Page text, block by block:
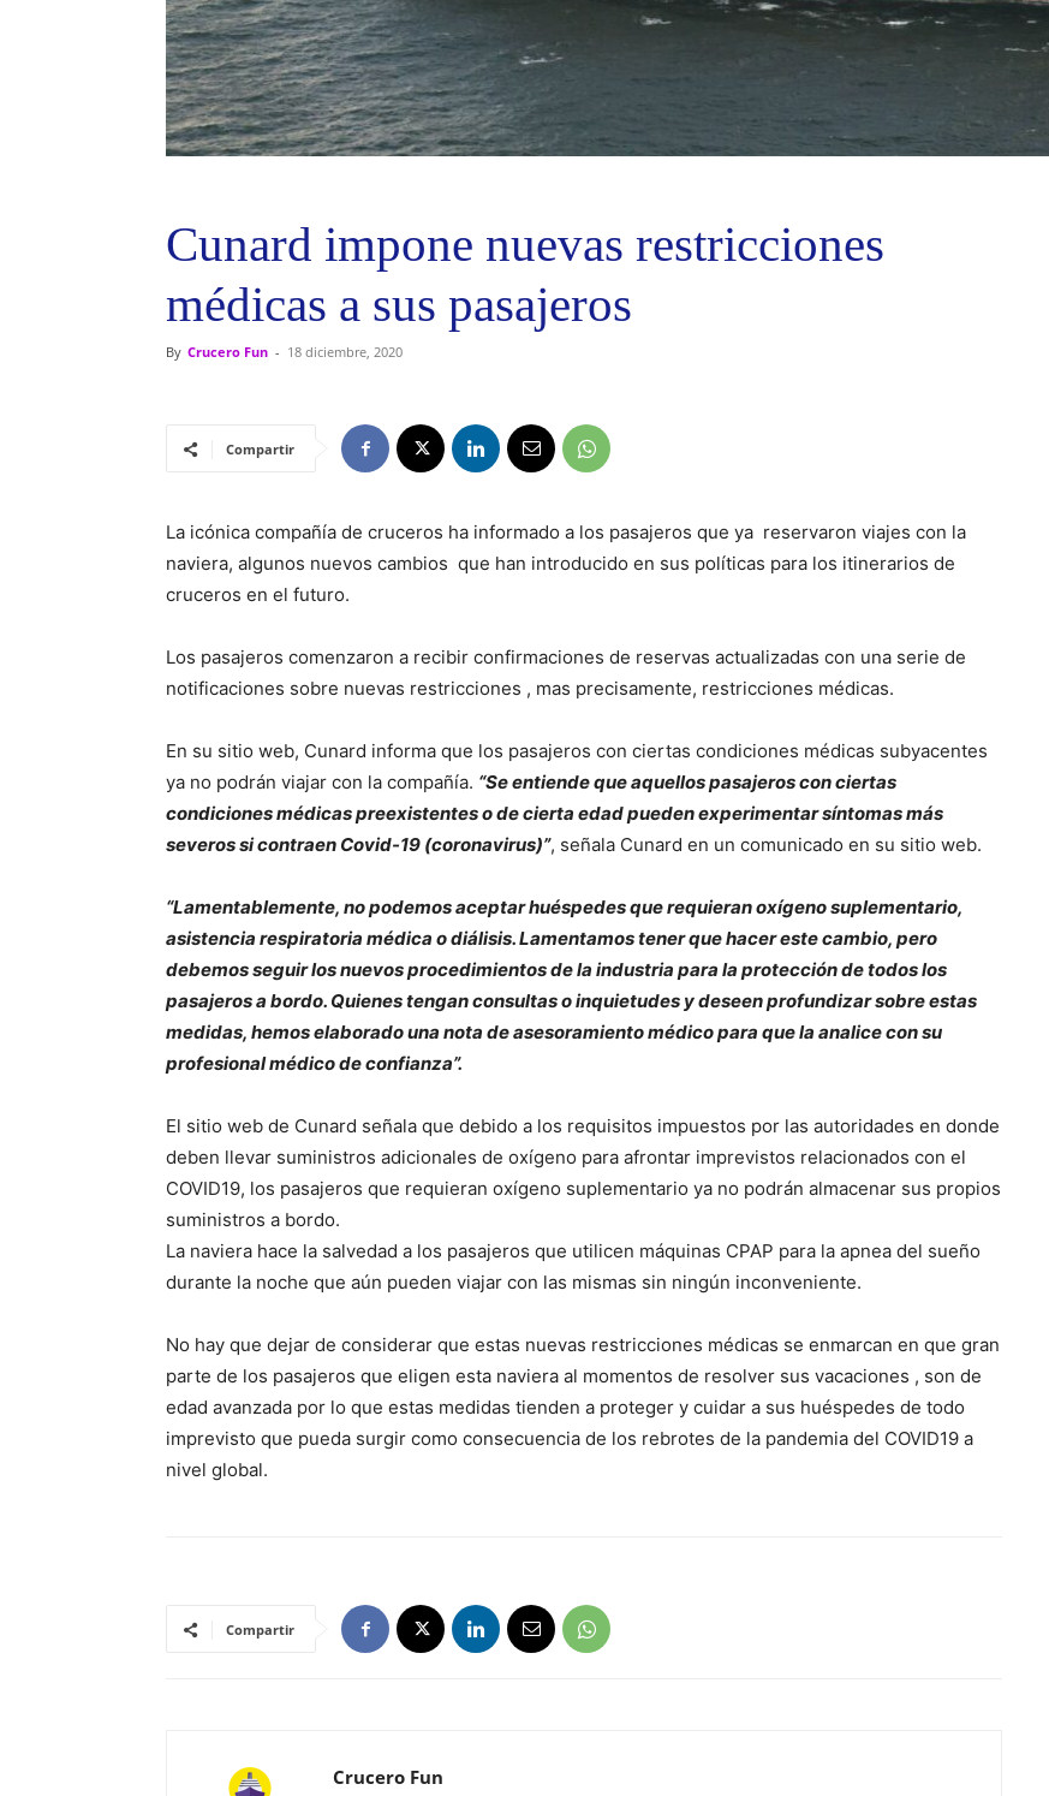
Cunard impone nuevas restricciones
médicas a sus pasajeros
By Crucero Fun - 18 diciembre, 2020
Compartir
La icónica compañía de cruceros ha informado a los pasajeros que ya reservaron viajes con la
naviera, algunos nuevos cambios que han introducido en sus políticas para los itinerarios de
cruceros en el futuro.
Los pasajeros comenzaron a recibir confirmaciones de reservas actualizadas con una serie de
notificaciones sobre nuevas restricciones , mas precisamente, restricciones médicas.
En su sitio web, Cunard informa que los pasajeros con ciertas condiciones médicas subyacentes
ya no podrán viajar con la compañía. “Se entiende que aquellos pasajeros con ciertas
condiciones médicas preexistentes o de cierta edad pueden experimentar síntomas más
severos si contraen Covid-19 (coronavirus)”, señala Cunard en un comunicado en su sitio web.
“Lamentablemente, no podemos aceptar huéspedes que requieran oxígeno suplementario,
asistencia respiratoria médica o diálisis. Lamentamos tener que hacer este cambio, pero
debemos seguir los nuevos procedimientos de la industria para la protección de todos los
pasajeros a bordo. Quienes tengan consultas o inquietudes y deseen profundizar sobre estas
medidas, hemos elaborado una nota de asesoramiento médico para que la analice con su
profesional médico de confianza”.
El sitio web de Cunard señala que debido a los requisitos impuestos por las autoridades en donde
deben llevar suministros adicionales de oxígeno para afrontar imprevistos relacionados con el
COVID19, los pasajeros que requieran oxígeno suplementario ya no podrán almacenar sus propios
suministros a bordo.
La naviera hace la salvedad a los pasajeros que utilicen máquinas CPAP para la apnea del sueño
durante la noche que aún pueden viajar con las mismas sin ningún inconveniente.
No hay que dejar de considerar que estas nuevas restricciones médicas se enmarcan en que gran
parte de los pasajeros que eligen esta naviera al momentos de resolver sus vacaciones , son de
edad avanzada por lo que estas medidas tienden a proteger y cuidar a sus huéspedes de todo
imprevisto que pueda surgir como consecuencia de los rebrotes de la pandemia del COVID19 a
nivel global.
Compartir
Crucero Fun